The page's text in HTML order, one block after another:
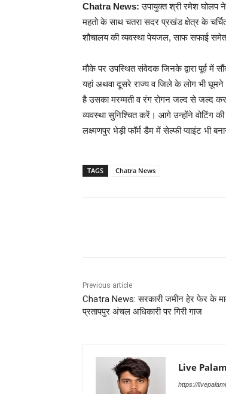
Chatra News: उपायुक्त श्री रमेश घोलप
महतो के साथ चतरा सदर प्रखंड क्षेत्र के चर्चित
शौचालय की व्यवस्था पेयजल, साफ सफाई
मौके पर उपस्थित संवेदक जिनके द्वारा पूर्व में
यहां अथवा दूसरे राज्य व जिले के लोग भी घूमने
है उसका मरम्मती व रंग रोगन जल्द से जल्द
व्यवस्था सुनिश्चित करें। आगे उन्होंने वोटिंग
लक्ष्मणपुर भेड़ी फॉर्म डैम में सेल्फी प्वाइंट भी
TAGS Chatra News
Previous article
Chatra News: सरकारी जमीन हेर फेर के
प्रतापपुर अंचल अधिकारी पर गिरी गाज
Live
https://